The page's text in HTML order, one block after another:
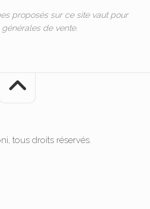
proposés sur ce site vaut pour
de vente.
tous droits réservés.